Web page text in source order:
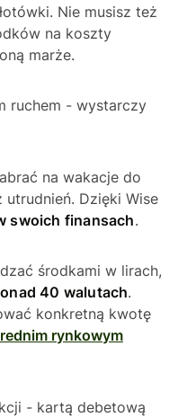
Nie musisz też
na koszty
marże.
ruchem - wystarczy
na wakacje do
utrudnień. Dzięki Wise
swoich finansach.
środkami w lirach,
40 walutach.
konkretną kwotę
rynkowym
- kartą debetową